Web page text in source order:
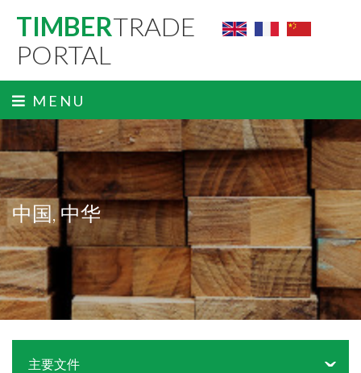
TIMBERTRADE
PORTAL
MENU
中国, 中华
主要文件 ˬ